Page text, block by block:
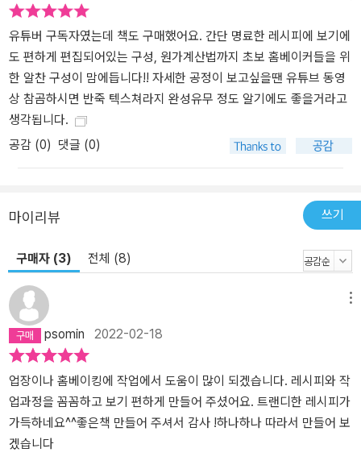
유튜버 구독자였는데 책도 구매했어요. 간단 명료한 레시피에 보기에
도 편하게 편집되어있는 구성, 원가계산법까지 초보 홈베이커들을 위
한 알찬 구성이 맘에듭니다!! 자세한 공정이 보고싶을땐 유튜브 동영
상 참곰하시면 반죽 텍스쳐라지 완성유무 정도 알기에도 좋을거라고
생각됩니다.
공감 (0) 댓글 (0)
마이리뷰 쓰기
구매자 (3) 전체 (8)
psomin 2022-02-18
업장이나 홈베이킹에 작업에서 도움이 많이 되겠습니다. 레시피와 작
업과정을 꼼꼼하고 보기 편하게 만들어 주셨어요. 트랜디한 레시피가
가득하네요^^좋은책 만들어 주셔서 감사 !하나하나 따라서 만들어 보
겠습니다